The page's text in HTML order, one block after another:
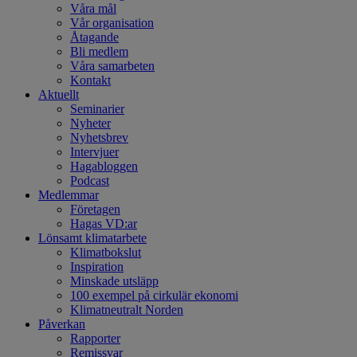
Våra mål
Vår organisation
Åtagande
Bli medlem
Våra samarbeten
Kontakt
Aktuellt
Seminarier
Nyheter
Nyhetsbrev
Intervjuer
Hagabloggen
Podcast
Medlemmar
Företagen
Hagas VD:ar
Lönsamt klimatarbete
Klimatbokslut
Inspiration
Minskade utsläpp
100 exempel på cirkulär ekonomi
Klimatneutralt Norden
Påverkan
Rapporter
Remissvar